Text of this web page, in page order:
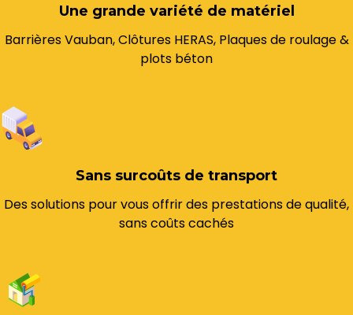
Une grande variété de matériel
Barrières Vauban, Clôtures HERAS, Plaques de roulage &
plots béton
Sans surcoûts de transport
Des solutions pour vous offrir des prestations de qualité,
sans coûts cachés